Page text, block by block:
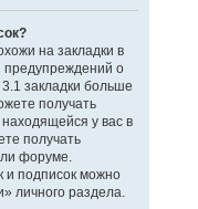
на закладки в
о
закладки больше
получать
у вас в
получать
форуме.
и подписок можно
личного раздела.